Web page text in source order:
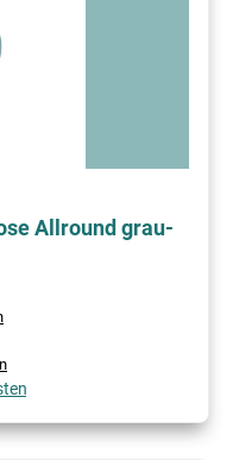
Allround grau-